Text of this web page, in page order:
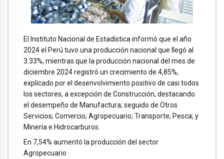
El Instituto Nacional de Estadística informó que el año
2024 el Perú tuvo una producción nacional que llegó al
3.33%, mientras que la producción nacional del mes de
diciembre 2024 registró un crecimiento de 4,85%,
explicado por el desenvolvimiento positivo de casi todos
los sectores, a excepción de Construcción, destacando
el desempeño de Manufactura; seguido de Otros
Servicios; Comercio; Agropecuario; Transporte; Pesca; y
Minería e Hidrocarburos.
En 7,54% aumentó la producción del sector
Agropecuario